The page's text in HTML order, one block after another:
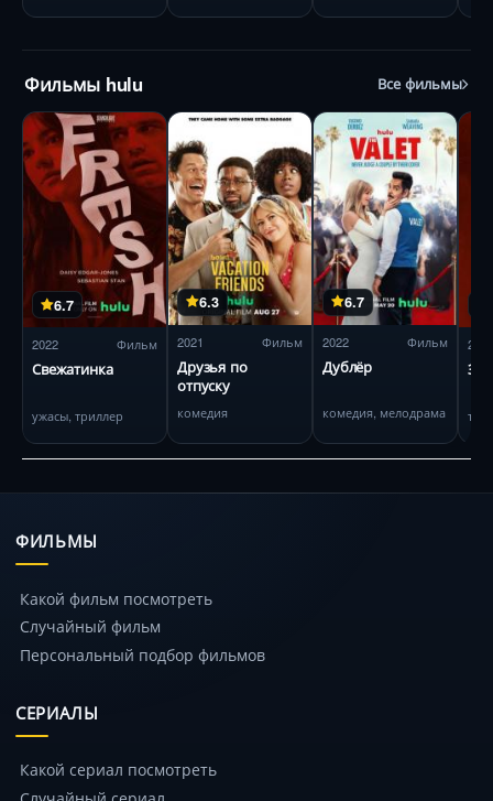
Фильмы hulu Все фильмы
6.7
2022 Фильм
Свежатинка
ужасы, триллер
6.3
2021 Фильм
Друзья по
отпуску
комедия
6.7
2022 Фильм
Дублёр
комедия, мелодрама
2024
ФИЛЬМЫ
Какой фильм посмотреть
Случайный фильм
Персональный подбор фильмов
СЕРИАЛЫ
Какой сериал посмотреть